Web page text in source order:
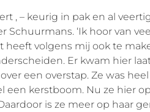
, – keurig in pak en al
Schuurmans. ‘Ik hoor van
heeft volgens mij ook te
Er kwam hier
een overstap. Ze was
een kerstboom. Nu ze hier
is ze meer op haar